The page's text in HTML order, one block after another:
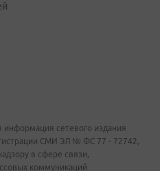
информация сетевого издания
СМИ ЭЛ № ФС 77 - 72742,
в сфере связи,
коммуникаций